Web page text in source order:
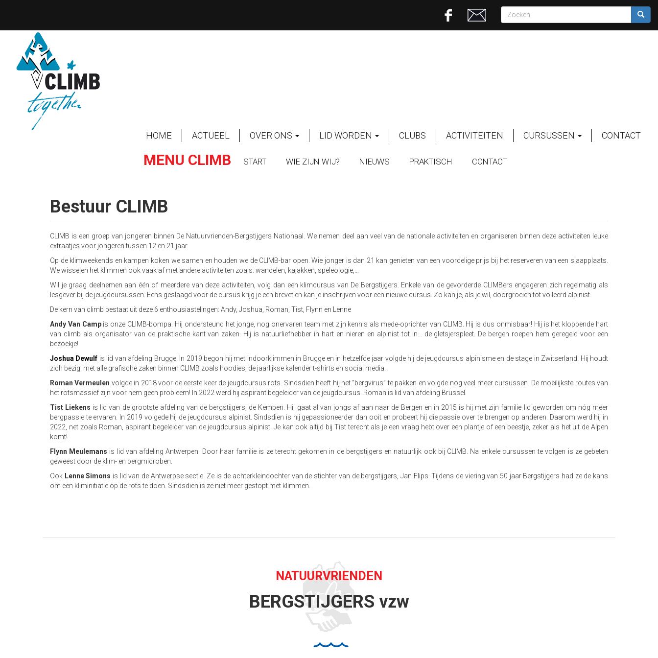
Zoekveld
HOME ACTUEEL OVER ONS LID WORDEN CLUBS ACTIVITEITEN CURSUSSEN CONTACT
MENU CLIMB START WIE ZIJN WIJ? NIEUWS PRAKTISCH CONTACT
Bestuur CLIMB
CLIMB is een groep van jongeren binnen De Natuurvrienden-Bergstijgers Nationaal. We nemen deel aan veel van de nationale activiteiten en organiseren binnen deze activiteiten leuke
extraatjes voor jongeren tussen 12 en 21 jaar.
Op de klimweekends en kampen koken we samen en houden we de CLIMB-bar open. Wie jonger is dan 21 kan genieten van een voordelige prijs bij het reserveren van een slaapplaats.
We wisselen het klimmen ook vaak af met andere activiteiten zoals: wandelen, kajakken, speleologie,…
Wil je graag deelnemen aan één of meerdere van deze activiteiten, volg dan een klimcursus van De Bergstijgers. Enkele van de gevorderde CLIMBers engageren zich regelmatig als
lesgever bij de jeugdcursussen. Eens geslaagd voor de cursus krijg je een brevet en kan je inschrijven voor een nieuwe cursus. Zo kan je, als je wil, doorgroeien tot volleerd alpinist.
De kern van climb bestaat uit deze 6 enthousiastelingen: Andy, Joshua, Roman, Tist, Flynn en Lenne
Andy Van Campis onze CLIMB-bompa. Hij ondersteund het jonge, nog onervaren team met zijn kennis als mede-oprichter van CLIMB. Hij is dus onmisbaar! Hij is het kloppende hart
van climb als organisator van de praktische kant van zaken. Hij is natuurliefhebber in hart en nieren en alpinist tot in… de gletsjerspleet. De bergen roepen hem geregeld voor een
bezoekje!
Joshua Dewulf is lid van afdeling Brugge. In 2019 begon hij met indoorklimmen in Brugge en in hetzelfde jaar volgde hij de jeugdcursus alpinisme en de stage in Zwitserland. Hij houdt
zich bezig met alle grafische zaken binnen CLIMB zoals hoodies, de jaarlijkse kalender t-shirts en social media.
Roman Vermeulen volgde in 2018 voor de eerste keer de jeugdcursus rots. Sindsdien heeft hij het “bergvirus” te pakken en volgde nog veel meer cursussen. De moeilijkste routes van
het rotsmassief zijn voor hem geen probleem! In 2022 werd hij aspirant begeleider van de jeugdcursus. Roman is lid van afdeling Brussel.
Tist Liekens is lid van de grootste afdeling van de bergstijgers, de Kempen. Hij gaat al van jongs af aan naar de Bergen en in 2015 is hij met zijn familie lid geworden om nóg meer
bergpassie te ervaren. In 2019 volgede hij de jeugdcursus alpinist. Sindsdien is hij gepassioneerder dan ooit en probeert hij die passie over te brengen op anderen. Daarom werd hij in
2022, net zoals Roman, aspirant begeleider van de jeugdcursus alpinist. Je kan ook altijd bij Tist terecht als je een vraag hebt over een plantje of een beestje, zeker als het uit de Alpen
komt!
Flynn Meulemans is lid van afdeling Antwerpen. Door haar familie is ze terecht gekomen in de bergstijgers en natuurlijk ook bij CLIMB. Na enkele cursussen te volgen is ze gebeten
geweest door de klim- en bergmicroben.
Ook Lenne Simons is lid van de Antwerpse sectie. Ze is de achterkleindochter van de stichter van de bergstijgers, Jan Flips. Tijdens de viering van 50 jaar Bergstijgers had ze de kans
om een kliminitiatie op de rots te doen. Sindsdien is ze niet meer gestopt met klimmen.
NATUURVRIENDEN
BERGSTIJGERS vzw